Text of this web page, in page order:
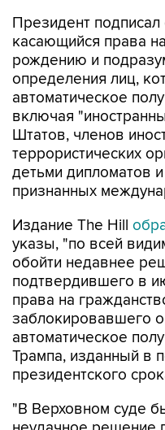
Президент
касающийся права
рождению и
определения лиц,
автоматическое
включая
Штатов, членов
террористических
детьми дипломатов
признанных
Издание The Hill
указы, "по всей
обойти недавнее
подтвердившего в
права на
заблокировавшего
автоматическое
Трампа, изданный в
президентского
"В Верховном суде